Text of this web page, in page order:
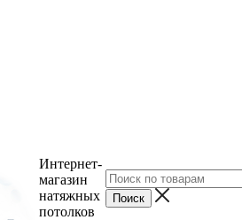
Интернет-
магазин
натяжных
потолков